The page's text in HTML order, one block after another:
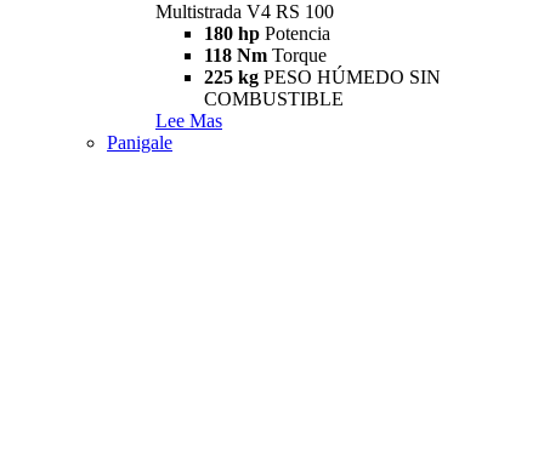
Multistrada V4 RS 100
180 hp Potencia
118 Nm Torque
225 kg PESO HÚMEDO SIN
COMBUSTIBLE
Lee Mas
Panigale